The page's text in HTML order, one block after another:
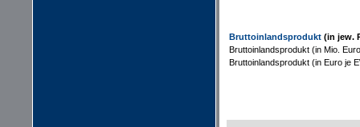
Bruttoinlandsprodukt (in jew.
Bruttoinlandsprodukt (in Mio.
Bruttoinlandsprodukt (in Euro je